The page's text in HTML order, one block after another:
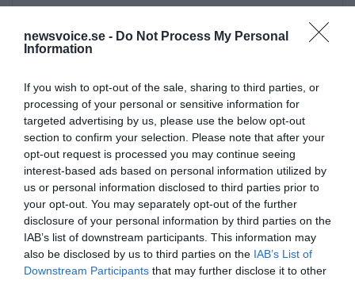
newsvoice.se - Do Not Process My Personal
Information
If you wish to opt-out of the sale, sharing to third parties, or
processing of your personal or sensitive information for
targeted advertising by us, please use the below opt-out
section to confirm your selection. Please note that after your
opt-out request is processed you may continue seeing
interest-based ads based on personal information utilized by
us or personal information disclosed to third parties prior to
your opt-out. You may separately opt-out of the further
disclosure of your personal information by third parties on the
IAB’s list of downstream participants. This information may
also be disclosed by us to third parties on the IAB’s List of
Downstream Participants that may further disclose it to other
Prenumerera på vårt nyhetsbrev
Få NewsVoice nyhets-mail